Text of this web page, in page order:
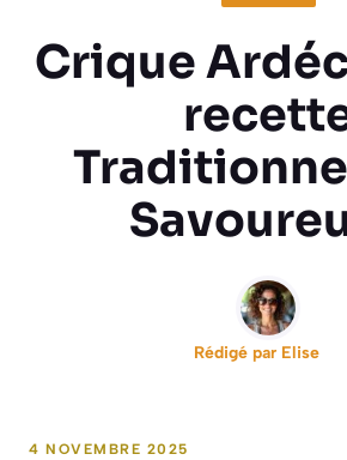
Crique
Rédigé par Elise
4 NOVEMBRE 2025